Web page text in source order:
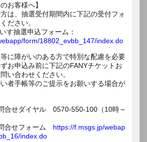
お客様へ】
は、抽選受付期間内に下記の受付フォ
ださい。
す抽選申込フォーム：
form/18802_evbb_147/index.do
に障がいのある方で特別な配慮を必要
お申込み前に下記のFANYチケットお
い合わせください。
者手帳等のご提示をお願いする場合が
合せダイヤル 0570-550-100（10時～
合せフォーム https://f.msgs.jp/webap
index.do